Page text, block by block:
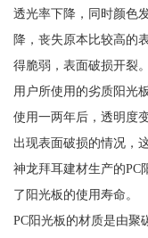
透光率下降，同时颜色
降，丧失原本比较高的
得脆弱，表面破损开裂。
用户所使用的劣质阳光
使用一两年后，透明度
出现表面破损的情况，
神龙拜耳建材生产的PC
了阳光板的使用寿命。
PC阳光板的材质是由聚